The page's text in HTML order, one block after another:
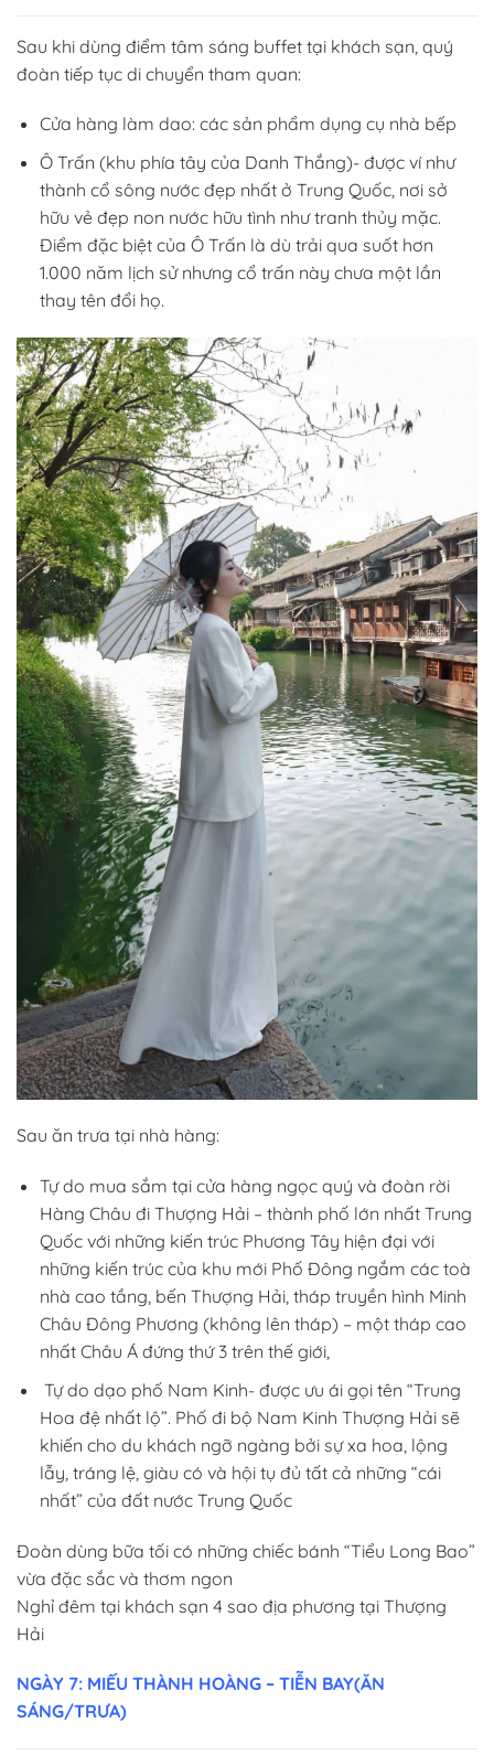
Sau khi dùng điểm tâm sáng buffet tại khách sạn, quý
đoàn tiếp tục di chuyển tham quan:
Cửa hàng làm dao: các sản phẩm dụng cụ nhà bếp
Ô Trấn (khu phía tây của Danh Thắng)- được ví như
thành cổ sông nước đẹp nhất ở Trung Quốc, nơi sở
hữu vẻ đẹp non nước hữu tình như tranh thủy mặc.
Điểm đặc biệt của Ô Trấn là dù trải qua suốt hơn
1.000 năm lịch sử nhưng cổ trấn này chưa một lần
thay tên đổi họ.
Sau ăn trưa tại nhà hàng:
Tự do mua sắm tại cửa hàng ngọc quý và đoàn rời
Hàng Châu đi Thượng Hải – thành phố lớn nhất Trung
Quốc với những kiến trúc Phương Tây hiện đại với
những kiến trúc của khu mới Phố Đông ngắm các toà
nhà cao tầng, bến Thượng Hải, tháp truyền hình Minh
Châu Đông Phương (không lên tháp) – một tháp cao
nhất Châu Á đứng thứ 3 trên thế giới,
Tự do dạo phố Nam Kinh- được ưu ái gọi tên “Trung
Hoa đệ nhất lộ”. Phố đi bộ Nam Kinh Thượng Hải sẽ
khiến cho du khách ngỡ ngàng bởi sự xa hoa, lộng
lẫy, tráng lệ, giàu có và hội tụ đủ tất cả những “cái
nhất” của đất nước Trung Quốc
Đoàn dùng bữa tối có những chiếc bánh “Tiểu Long Bao”
vừa đặc sắc và thơm ngon
Nghỉ đêm tại khách sạn 4 sao địa phương tại Thượng
Hải
NGÀY 7: MIẾU THÀNH HOÀNG – TIỄN BAY(ĂN
SÁNG/TRƯA)